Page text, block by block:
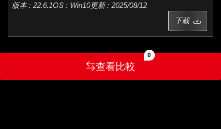
22.6.1
Win10
2025/08/12
下載
查看比較
0